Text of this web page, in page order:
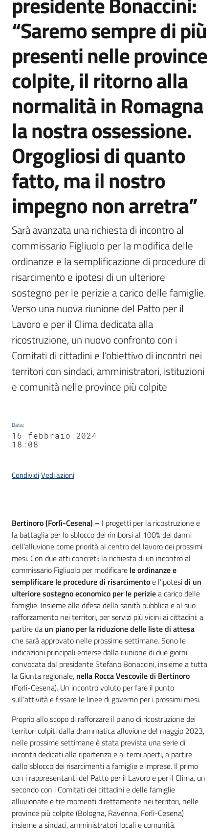
“Saremo sempre di più
presenti nelle province
colpite, il ritorno alla
normalità in Romagna
la nostra ossessione.
Orgogliosi di quanto
fatto, ma il nostro
impegno non arretra”
Sarà avanzata una richiesta di incontro al
commissario Figliuolo per la modifica delle
ordinanze e la semplificazione di procedure di
risarcimento e ipotesi di un ulteriore
sostegno per le perizie a carico delle famiglie.
Verso una nuova riunione del Patto per il
Lavoro e per il Clima dedicata alla
ricostruzione, un nuovo confronto con i
Comitati di cittadini e l’obiettivo di incontri nei
territori con sindaci, amministratori, istituzioni
e comunità nelle province più colpite
Data:
16 febbraio 2024
18:08
CondividiVedi azioni
Contenuto
Bertinoro (Forlì-Cesena) – I progetti per la ricostruzione e
la battaglia per lo sblocco dei rimborsi al 100% dei danni
dell’alluvione come priorità al centro del lavoro dei prossimi
mesi. Con due atti concreti: la richiesta di un incontro al
commissario Figliuolo per modificare le ordinanze e
semplificare le procedure di risarcimentoe l’ipotesidi un
ulteriore sostegno economico per le periziea carico delle
famiglie. Insieme alla difesa della sanità pubblica e al suo
rafforzamento nei territori, per servizi più vicini ai cittadini: a
partire da un piano per la riduzione delle liste di attesa
che sarà approvato nelle prossime settimane. Sono le
indicazioni principali emerse dalla riunione di due giorni
convocata dal presidente Stefano Bonaccini, insieme a tutta
la Giunta regionale, nella Rocca Vescovile di Bertinoro
(Forlì-Cesena). Un incontro voluto per fare il punto
sull’attività e fissare le linee di governo per i prossimi mesi.
Proprio allo scopo di rafforzare il piano di ricostruzione dei
territori colpiti dalla drammatica alluvione del maggio 2023,
nelle prossime settimane è stata prevista una serie di
incontri dedicati alla ripartenza e ai temi aperti, a partire
dallo sblocco dei risarcimenti a famiglie e imprese. Il primo
con i rappresentanti del Patto per il Lavoro e per il Clima, un
secondo con i Comitati dei cittadini e delle famiglie
alluvionate e tre momenti direttamente nei territori, nelle
province più colpite (Bologna, Ravenna, Forlì-Cesena)
insieme a sindaci, amministratori locali e comunità.